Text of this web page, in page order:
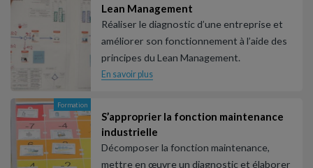
Lean Management
Réaliser le diagnostic d’une entreprise et
améliorer son fonctionnement à l’aide des
principes du Lean Management.
En savoir plus
Formation
S’approprier la fonction maintenance
industrielle
Décomposer la fonction maintenance,
mettre en œuvre un diagnostic et élaborer